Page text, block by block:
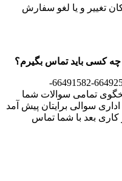
تغییر و یا لغو سفارش
فروشگاه آربی کالا، با شماره تلفن 66492534-66491582-
از ساعت 9 الی 18 پاسخگوی تمامی سوالات شما
سوالی برایتان پیش آمد
کاری بعد با شما تماس